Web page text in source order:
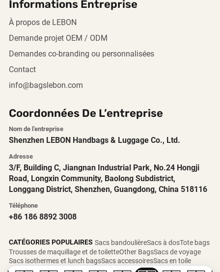
Informations Entreprise
À propos de LEBON
Demande projet OEM / ODM
Demandes co-branding ou personnalisées
Contact
info@bagslebon.com
Coordonnées De L’entreprise
Nom de l’entreprise
Shenzhen LEBON Handbags & Luggage Co., Ltd.
Adresse
3/F, Building C, Jiangnan Industrial Park, No.24 Hongji
Road, Longxin Community, Baolong Subdistrict,
Longgang District, Shenzhen, Guangdong, China 518116
Téléphone
+86 186 8892 3008
CATÉGORIES POPULAIRES Sacs bandoulièreSacs à dosTote bags
Trousses de maquillage et de toiletteOther BagsSacs de voyage
Sacs isothermes et lunch bagsSacs accessoiresSacs en toile